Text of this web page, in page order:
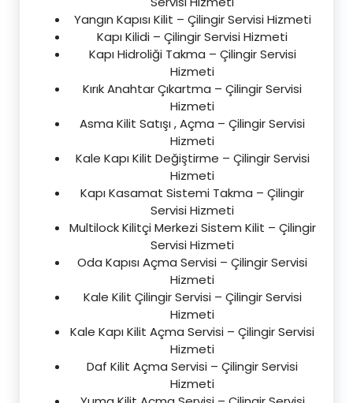
Yangın Kapısı Kilit – Çilingir Servisi Hizmeti
Kapı Kilidi – Çilingir Servisi Hizmeti
Kapı Hidroliği Takma – Çilingir Servisi
Hizmeti
Kırık Anahtar Çıkartma – Çilingir Servisi
Hizmeti
Asma Kilit Satışı , Açma – Çilingir Servisi
Hizmeti
Kale Kapı Kilit Değiştirme – Çilingir Servisi
Hizmeti
Kapı Kasamat Sistemi Takma – Çilingir
Servisi Hizmeti
Multilock Kilitçi Merkezi Sistem Kilit – Çilingir
Servisi Hizmeti
Oda Kapısı Açma Servisi – Çilingir Servisi
Hizmeti
Kale Kilit Çilingir Servisi – Çilingir Servisi
Hizmeti
Kale Kapı Kilit Açma Servisi – Çilingir Servisi
Hizmeti
Daf Kilit Açma Servisi – Çilingir Servisi
Hizmeti